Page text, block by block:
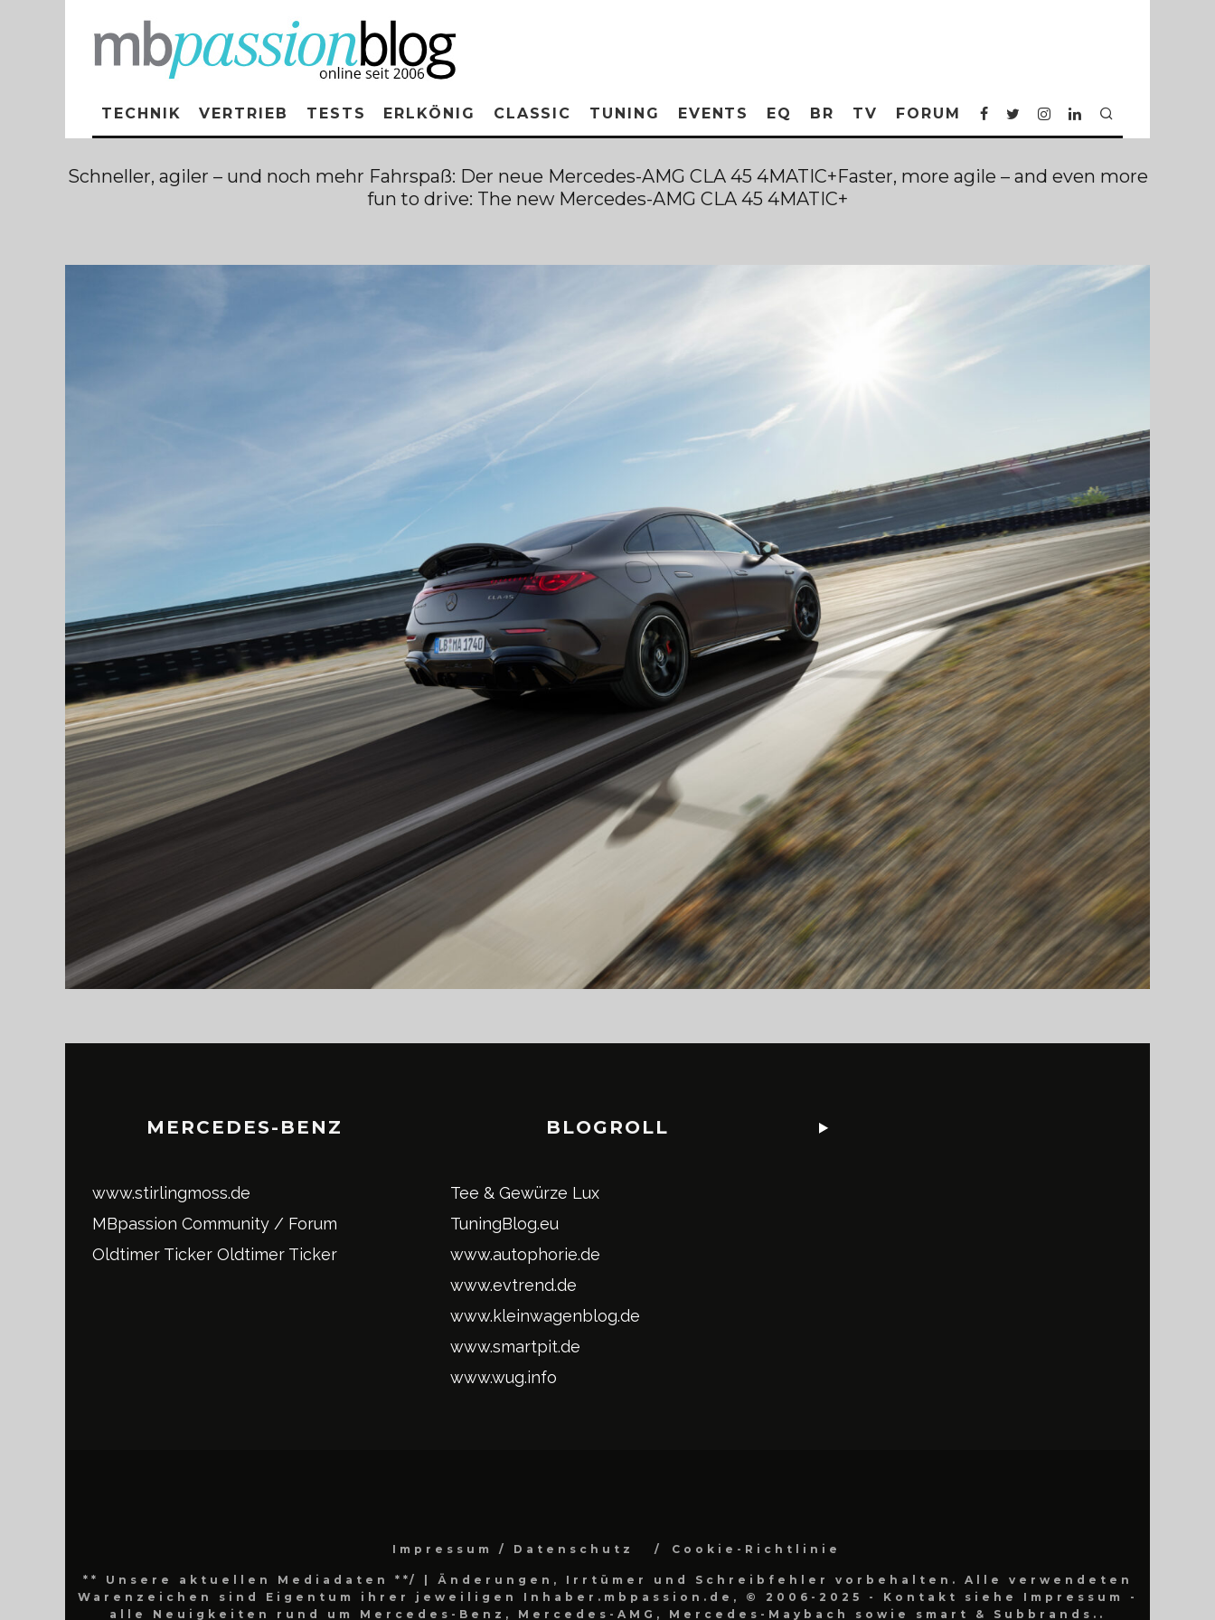
TECHNIK VERTRIEB TESTS ERLKÖNIG CLASSIC TUNING EVENTS EQ BR TV FORUM
Schneller, agiler – und noch mehr Fahrspaß: Der neue Mercedes-AMG CLA 45 4MATIC+Faster, more agile – and even more
fun to drive: The new Mercedes-AMG CLA 45 4MATIC+
MERCEDES-BENZ
www.stirlingmoss.de
MBpassion Community / Forum
Oldtimer Ticker Oldtimer Ticker
BLOGROLL
Tee & Gewürze Lux
TuningBlog.eu
www.autophorie.de
www.evtrend.de
www.kleinwagenblog.de
www.smartpit.de
www.wug.info
Impressum / Datenschutz Cookie-Richtlinie
** Unsere aktuellen Mediadaten **/
| Änderungen, Irrtümer und Schreibfehler vorbehalten. Alle verwendeten
Warenzeichen sind Eigentum ihrer jeweiligen Inhaber.mbpassion.de, © 2006-2025 - Kontakt siehe Impressum -
alle Neuigkeiten rund um Mercedes-Benz, Mercedes-AMG, Mercedes-Maybach sowie smart & Subbrands..